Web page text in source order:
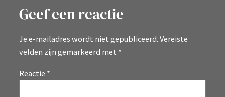
Geef een reactie
Je e-mailadres wordt niet gepubliceerd. Vereiste
velden zijn gemarkeerd met *
Reactie *